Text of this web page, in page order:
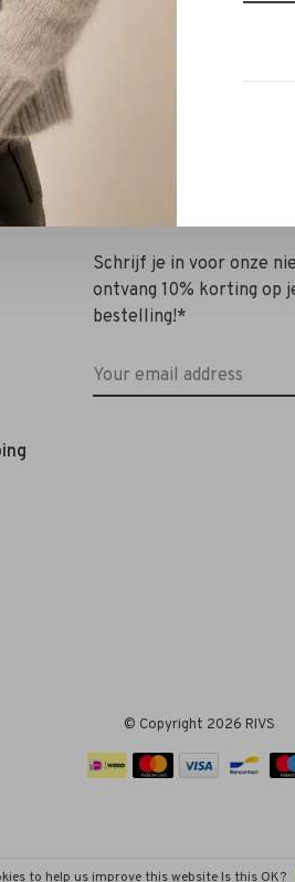
Schrijf je in voor onze
ontvang 10% korting op
bestelling!*
© Copyright 2026 RIVS
to help us improve this website Is this OK?